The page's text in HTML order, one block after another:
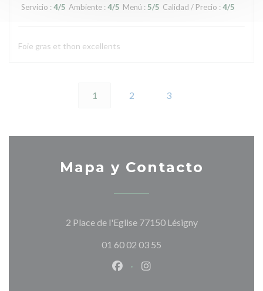
Servicio :4/5 Ambiente : 4/5 Menú : 5/5 Calidad / Precio : 4/5
Foie gras et thon excellents
1 2 3
Mapa y Contacto
2 Place de l'Eglise 77150 Lésigny((abre en una
01 60 02 03 55
Facebook ((abre en una nueva
Instagram ((abre en una